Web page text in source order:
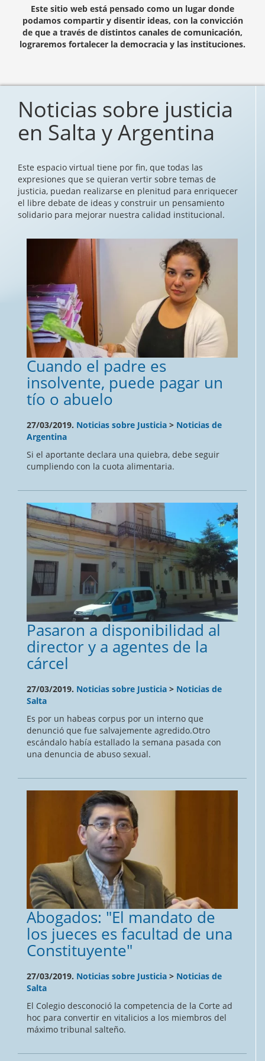
Este sitio web está pensado como un lugar donde
podamos compartir y disentir ideas, con la convicción
de que a través de distintos canales de comunicación,
lograremos fortalecer la democracia y las instituciones.
Noticias sobre justicia
en Salta y Argentina
Este espacio virtual tiene por fin, que todas las
expresiones que se quieran vertir sobre temas de
justicia, puedan realizarse en plenitud para enriquecer
el libre debate de ideas y construir un pensamiento
solidario para mejorar nuestra calidad institucional.
Cuando el padre es
insolvente, puede pagar un
tío o abuelo
27/03/2019. Noticias sobre Justicia > Noticias de
Argentina
Si el aportante declara una quiebra, debe seguir
cumpliendo con la cuota alimentaria.
Pasaron a disponibilidad al
director y a agentes de la
cárcel
27/03/2019. Noticias sobre Justicia > Noticias de
Salta
Es por un habeas corpus por un interno que
denunció que fue salvajemente agredido.Otro
escándalo había estallado la semana pasada con
una denuncia de abuso sexual.
Abogados: "El mandato de
los jueces es facultad de una
Constituyente"
27/03/2019. Noticias sobre Justicia > Noticias de
Salta
El Colegio desconoció la competencia de la Corte ad
hoc para convertir en vitalicios a los miembros del
máximo tribunal salteño.